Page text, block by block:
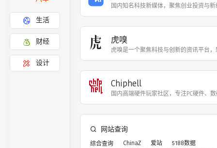
生活
财经
设计
国内知名科技新媒体，聚焦创业投资与
虎嗅
虎嗅是一个聚焦科技与创新的资讯平台
Chiphell
国内高端硬件玩家社区，专注PC硬件、
网站查询
综合查询 ChinaZ 爱站
5188数据